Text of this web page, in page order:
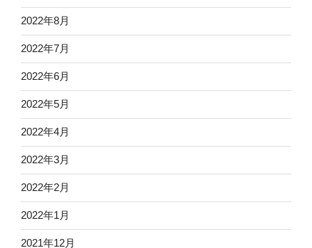
2022年8月
2022年7月
2022年6月
2022年5月
2022年4月
2022年3月
2022年2月
2022年1月
2021年12月